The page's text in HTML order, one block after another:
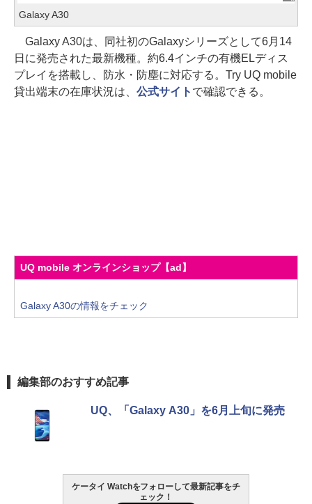
Galaxy A30
Galaxy A30は、同社初のGalaxyシリーズとして6月14
日に発売された最新機種。約6.4インチの有機ELディス
プレイを搭載し、防水・防塵に対応する。Try UQ mobile
貸出端末の在庫状況は、 公式サイト で確認できる。
UQ mobile オンラインショップ【ad】
Galaxy A30の情報をチェック
編集部のおすすめ記事
UQ、「Galaxy A30」を6月上旬に発売
ケータイ Watchをフォローして最新記事をチ
ェック！